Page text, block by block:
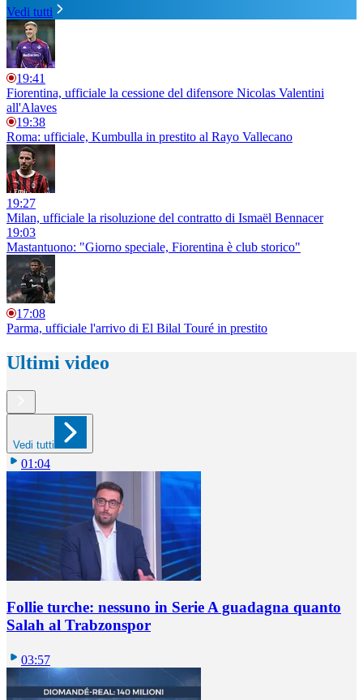
Vedi tutti
19:41
Fiorentina, ufficiale la cessione del difensore Nicolas Valentini
all'Alaves
19:38
Roma: ufficiale, Kumbulla in prestito al Rayo Vallecano
19:27
Milan, ufficiale la risoluzione del contratto di Ismaël Bennacer
19:03
Mastantuono: "Giorno speciale, Fiorentina è club storico"
17:08
Parma, ufficiale l'arrivo di El Bilal Touré in prestito
Ultimi video
Vedi tutti
01:04
Follie turche: nessuno in Serie A guadagna quanto
Salah al Trabzonspor
03:57